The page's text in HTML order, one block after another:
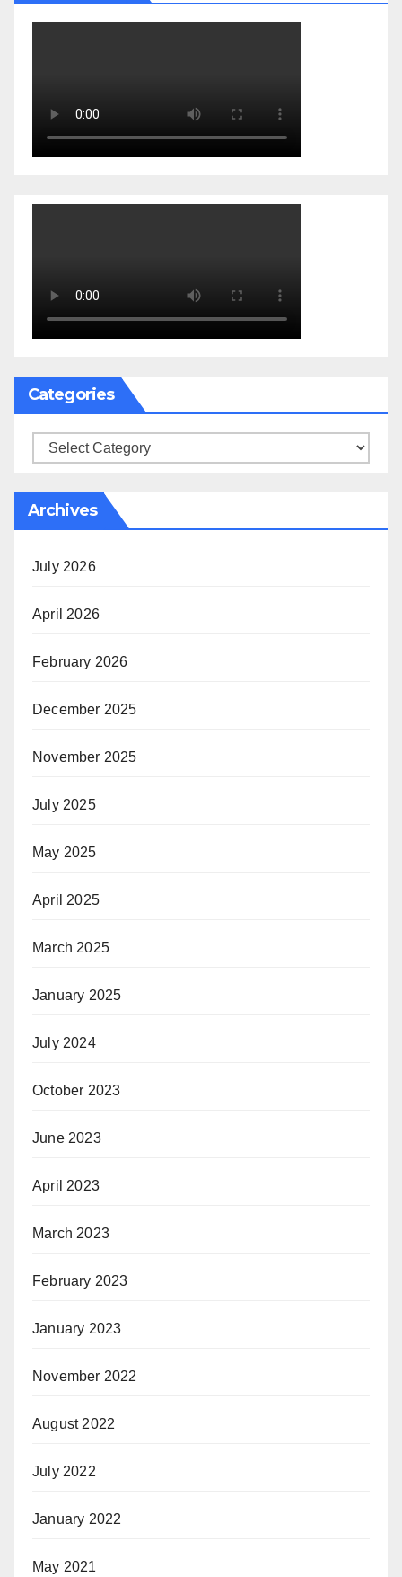
Categories
Categories
Archives
July 2026
April 2026
February 2026
December 2025
November 2025
July 2025
May 2025
April 2025
March 2025
January 2025
July 2024
October 2023
June 2023
April 2023
March 2023
February 2023
January 2023
November 2022
August 2022
July 2022
January 2022
May 2021